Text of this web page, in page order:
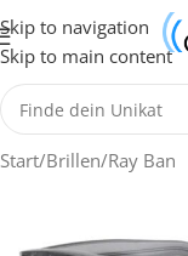
Skip to navigation
Skip to main content
Start/Brillen/Ray Ban